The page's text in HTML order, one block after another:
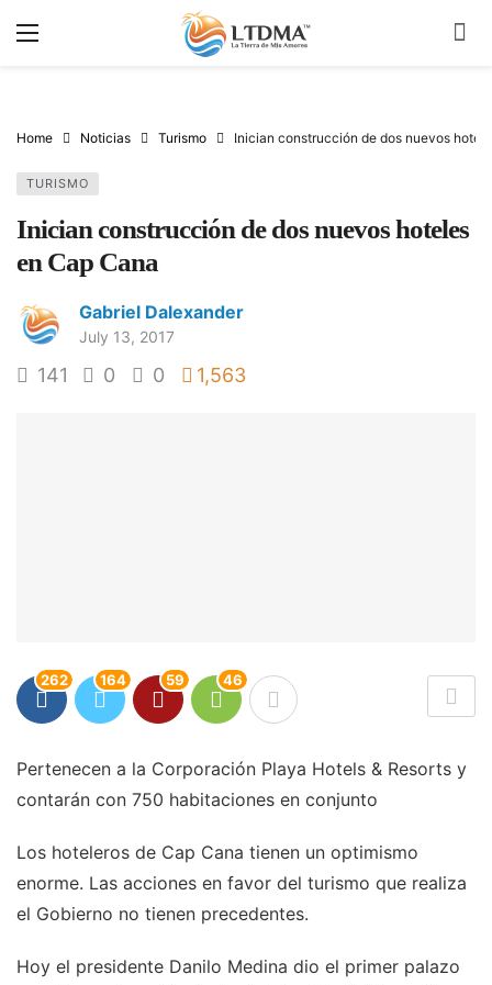
Home Noticias Turismo Inician construcción de dos nuevos
TURISMO
Inician construcción de dos nuevos hoteles
en Cap Cana
Gabriel Dalexander
July 13, 2017
141 0 0 1,563
262 164 59 46
Pertenecen a la Corporación Playa Hotels & Resorts y
contarán con 750 habitaciones en conjunto
Los hoteleros de Cap Cana tienen un optimismo
enorme. Las acciones en favor del turismo que realiza
el Gobierno no tienen precedentes.
Hoy el presidente Danilo Medina dio el primer palazo